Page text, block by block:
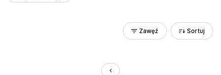
Zawęź Sortuj